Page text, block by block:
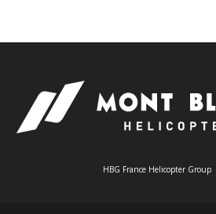
HBG France Helicopter Group